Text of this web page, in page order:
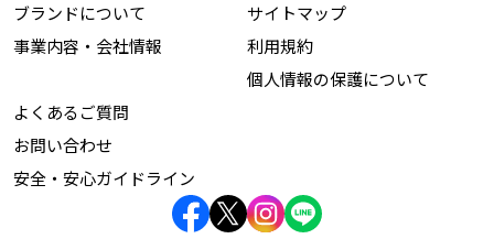
ブランドについて
事業内容・会社情報
サイトマップ
利用規約
個人情報の保護について
よくあるご質問
お問い合わせ
安全・安心ガイドライン